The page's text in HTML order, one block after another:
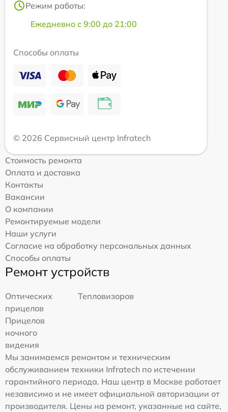
Режим работы:
Ежедневно с 9:00 до 21:00
Способы оплаты
© 2026 Сервисный центр Infratech
Стоимость ремонта
Оплата и доставка
Контакты
Вакансии
О компании
Ремонтируемые модели
Наши услуги
Согласие на обработку персональных данных
Способы оплаты
Ремонт устройств
Оптических
прицелов
Тепловизоров
Прицелов
ночного
видения
Мы занимаемся ремонтом и техническим
обслуживанием техники Infratech по истечении
гарантийного периода. Наш центр в Москве работает
независимо и не имеет официальной авторизации от
производителя. Цены на ремонт, указанные на сайте,